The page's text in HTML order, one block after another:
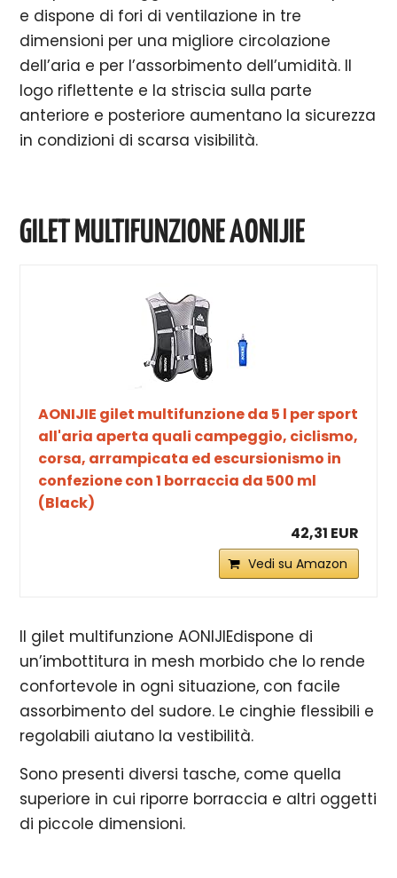
e dispone di fori di ventilazione in tre
dimensioni per una migliore circolazione
dell’aria e per l’assorbimento dell’umidità. Il
logo riflettente e la striscia sulla parte
anteriore e posteriore aumentano la sicurezza
in condizioni di scarsa visibilità.
GILET MULTIFUNZIONE AONIJIE
AONIJIE gilet multifunzione da 5 l per sport
all'aria aperta quali campeggio, ciclismo,
corsa, arrampicata ed escursionismo in
confezione con 1 borraccia da 500 ml
(Black)
42,31 EUR
Vedi su Amazon
Il gilet multifunzione AONIJIEdispone di
un’imbottitura in mesh morbido che lo rende
confortevole in ogni situazione, con facile
assorbimento del sudore. Le cinghie flessibili e
regolabili aiutano la vestibilità.
Sono presenti diversi tasche, come quella
superiore in cui riporre borraccia e altri oggetti
di piccole dimensioni.